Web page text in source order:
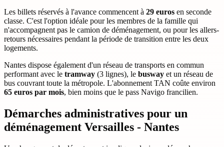
Les billets réservés à l'avance commencent à 29 euros en seconde
classe. C'est l'option idéale pour les membres de la famille qui
n'accompagnent pas le camion de déménagement, ou pour les allers-
retours nécessaires pendant la période de transition entre les deux
logements.
Nantes dispose également d'un réseau de transports en commun
performant avec le tramway (3 lignes), le busway et un réseau de
bus couvrant toute la métropole. L'abonnement TAN coûte environ
65 euros par mois, bien moins que le pass Navigo francilien.
Démarches administratives pour un
déménagement Versailles - Nantes